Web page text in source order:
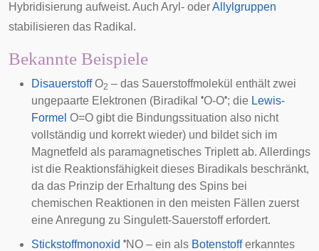
Hybridisierung aufweist. Auch Aryl - oderAllylgruppen
stabilisieren das Radikal.
Bekannte Beispiele
DisauerstoffO2 – das Sauerstoffmolekül enthält zwei
ungepaarte Elektronen (Biradikal
•O-O•; die Lewis-
Formel O=O gibt die Bindungssituation also nicht
vollständig und korrekt wieder) und bildet sich im
Magnetfeld als paramagnetisches Triplett ab. Allerdings
ist die Reaktionsfähigkeit dieses Biradikals beschränkt,
da das Prinzip der Erhaltung des Spins bei
chemischen Reaktionen in den meisten Fällen zuerst
eine Anregung zu Singulett-Sauerstoff erfordert.
Stickstoffmonoxid •NO – ein als Botenstofferkanntes